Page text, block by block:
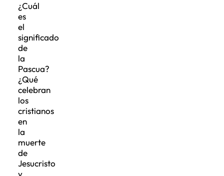
¿Cuál
es
el
significado
de
la
Pascua?
¿Qué
celebran
los
cristianos
en
la
muerte
de
Jesucristo